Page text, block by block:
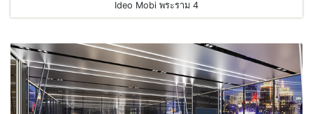
Ideo Mobi พระราม 4